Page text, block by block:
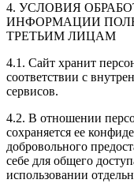
4. УСЛОВИЯ
ИНФОРМАЦИИ
ТРЕТЬИМ ЛИЦАМ
4.1. Сайт хранит
соответствии с
сервисов.
4.2. В отношении
сохраняется ее
добровольного
себе для общего
использовании